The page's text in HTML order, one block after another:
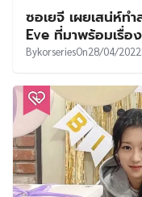
ซอเยจี เผยเสน่ห์ท
Eve ที่มาพร้อมเรื่อ
BykorseriesOn28/04/2022